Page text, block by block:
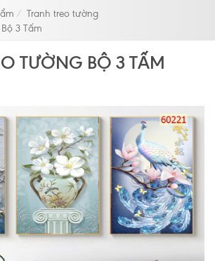
Tranh treo tường
3 Tấm
TƯỜNG BỘ 3 TẤM